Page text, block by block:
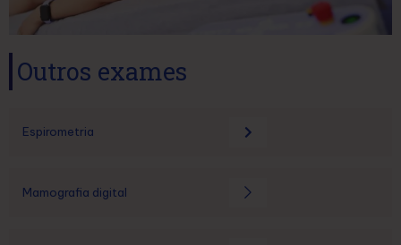
Outros exames
Espirometria
Mamografia digital